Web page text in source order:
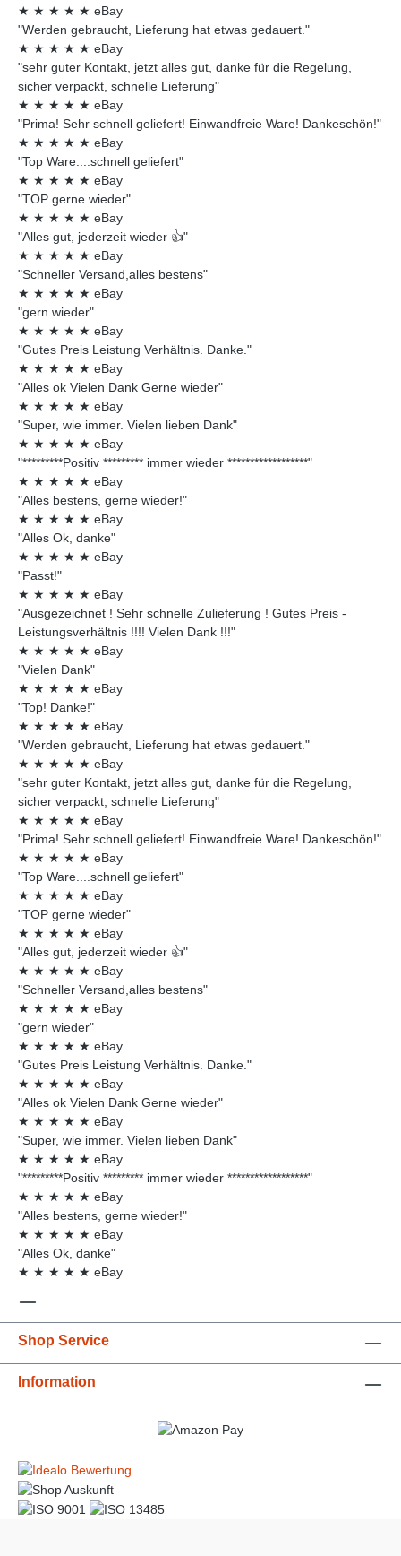
★ ★ ★ ★ ★ eBay
"Werden gebraucht, Lieferung hat etwas gedauert."
★ ★ ★ ★ ★ eBay
"sehr guter Kontakt, jetzt alles gut, danke für die Regelung,
sicher verpackt, schnelle Lieferung"
★ ★ ★ ★ ★ eBay
"Prima! Sehr schnell geliefert! Einwandfreie Ware! Dankeschön!"
★ ★ ★ ★ ★ eBay
"Top Ware....schnell geliefert"
★ ★ ★ ★ ★ eBay
"TOP gerne wieder"
★ ★ ★ ★ ★ eBay
"Alles gut, jederzeit wieder 👍"
★ ★ ★ ★ ★ eBay
"Schneller Versand,alles bestens"
★ ★ ★ ★ ★ eBay
"gern wieder"
★ ★ ★ ★ ★ eBay
"Gutes Preis Leistung Verhältnis. Danke."
★ ★ ★ ★ ★ eBay
"Alles ok Vielen Dank Gerne wieder"
★ ★ ★ ★ ★ eBay
"Super, wie immer. Vielen lieben Dank"
★ ★ ★ ★ ★ eBay
"*********Positiv ********* immer wieder ******************"
★ ★ ★ ★ ★ eBay
"Alles bestens, gerne wieder!"
★ ★ ★ ★ ★ eBay
"Alles Ok, danke"
★ ★ ★ ★ ★ eBay
"Passt!"
★ ★ ★ ★ ★ eBay
"Ausgezeichnet ! Sehr schnelle Zulieferung ! Gutes Preis -
Leistungsverhältnis !!!! Vielen Dank !!!"
★ ★ ★ ★ ★ eBay
"Vielen Dank"
★ ★ ★ ★ ★ eBay
"Top! Danke!"
★ ★ ★ ★ ★ eBay
"Werden gebraucht, Lieferung hat etwas gedauert."
★ ★ ★ ★ ★ eBay
"sehr guter Kontakt, jetzt alles gut, danke für die Regelung,
sicher verpackt, schnelle Lieferung"
★ ★ ★ ★ ★ eBay
"Prima! Sehr schnell geliefert! Einwandfreie Ware! Dankeschön!"
★ ★ ★ ★ ★ eBay
"Top Ware....schnell geliefert"
★ ★ ★ ★ ★ eBay
"TOP gerne wieder"
★ ★ ★ ★ ★ eBay
"Alles gut, jederzeit wieder 👍"
★ ★ ★ ★ ★ eBay
"Schneller Versand,alles bestens"
★ ★ ★ ★ ★ eBay
"gern wieder"
★ ★ ★ ★ ★ eBay
"Gutes Preis Leistung Verhältnis. Danke."
★ ★ ★ ★ ★ eBay
"Alles ok Vielen Dank Gerne wieder"
★ ★ ★ ★ ★ eBay
"Super, wie immer. Vielen lieben Dank"
★ ★ ★ ★ ★ eBay
"*********Positiv ********* immer wieder ******************"
★ ★ ★ ★ ★ eBay
"Alles bestens, gerne wieder!"
★ ★ ★ ★ ★ eBay
"Alles Ok, danke"
★ ★ ★ ★ ★ eBay
Shop Service
Information